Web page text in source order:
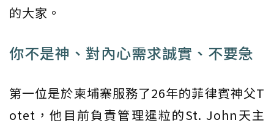
的大家。
你不是神、對內心需求誠實、不要急
第一位是於柬埔寨服務了26年的菲律賓神父T
otet，他目前負責管理暹粒的St. John天主